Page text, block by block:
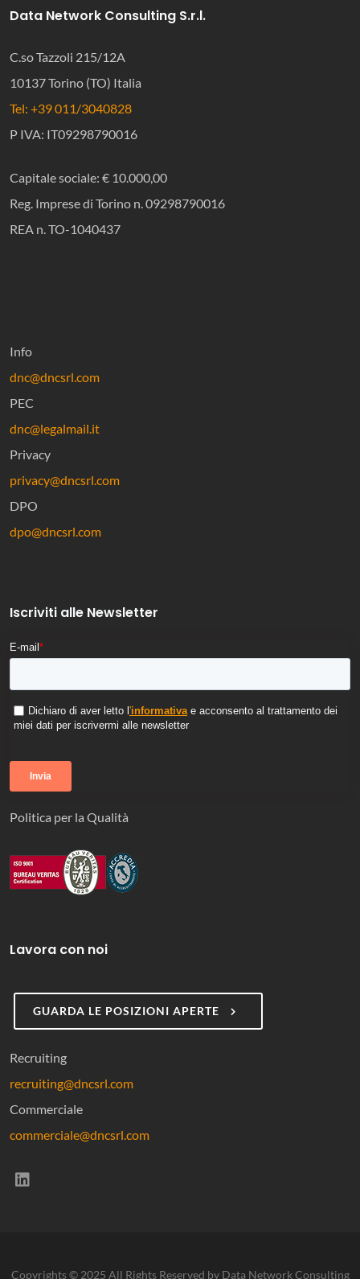
Data Network Consulting S.r.l.
C.so Tazzoli 215/12A
10137 Torino (TO) Italia
Tel: +39 011/3040828
P IVA: IT09298790016
Capitale sociale: € 10.000,00
Reg. Imprese di Torino n. 09298790016
REA n. TO-1040437
Info
dnc@dncsrl.com
PEC
dnc@legalmail.it
Privacy
privacy@dncsrl.com
DPO
dpo@dncsrl.com
Iscriviti alle Newsletter
E-mail *
Dichiaro di aver letto l 'informativae acconsento al trattamento dei
miei dati per iscrivermi alle newsletter
Politica per la Qualità
Lavora con noi
GUARDA LE POSIZIONI APERTE
Recruiting
recruiting@dncsrl.com
Commerciale
commerciale@dncsrl.com
Copyrights © 2025 All Rights Reserved by Data Network Consulting